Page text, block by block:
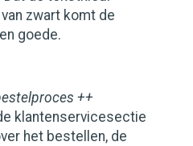
zwart komt de
goede.
++
klantenservicesectie
het bestellen, de